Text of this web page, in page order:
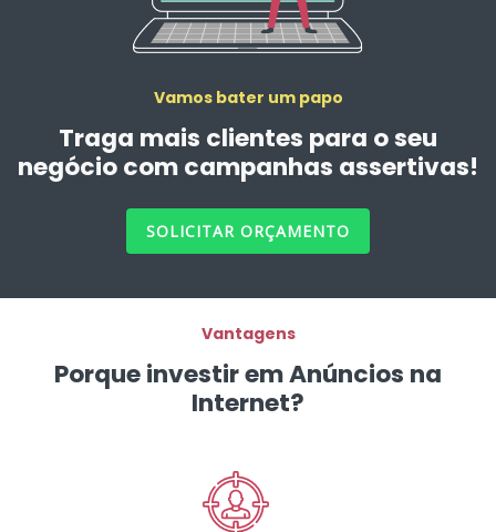
Vamos bater um papo
Traga mais clientes para o seu
negócio com campanhas assertivas!
SOLICITAR ORÇAMENTO
Vantagens
Porque investir em Anúncios na
Internet?